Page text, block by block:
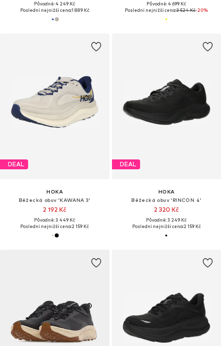
Původně: 4 249 Kč
Poslední nejnižší cena:1 889 Kč
Původně: 4 699 Kč
Poslední nejnižší cena:3 524 Kč-20%
DEAL
HOKA
Běžecká obuv 'KAWANA 3'
2 192 Kč
Původně: 3 449 Kč
Poslední nejnižší cena:2 159 Kč
DEAL
HOKA
Běžecká obuv 'RINCON 4'
2 320 Kč
Původně: 3 249 Kč
Poslední nejnižší cena:2 159 Kč